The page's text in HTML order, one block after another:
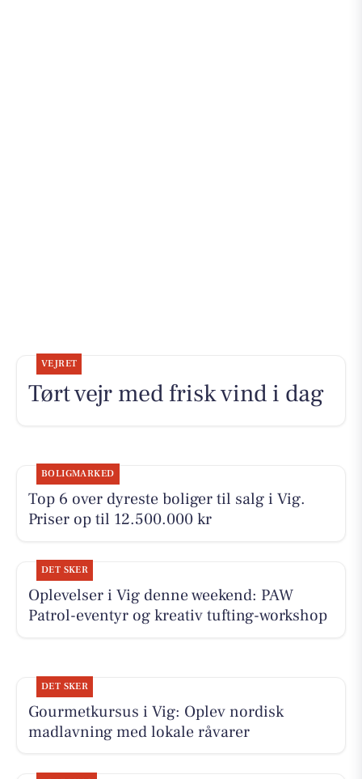
VEJRET
Tørt vejr med frisk vind i dag
BOLIGMARKED
Top 6 over dyreste boliger til salg i Vig.
Priser op til 12.500.000 kr
DET SKER
Oplevelser i Vig denne weekend: PAW
Patrol-eventyr og kreativ tufting-workshop
DET SKER
Gourmetkursus i Vig: Oplev nordisk
madlavning med lokale råvarer